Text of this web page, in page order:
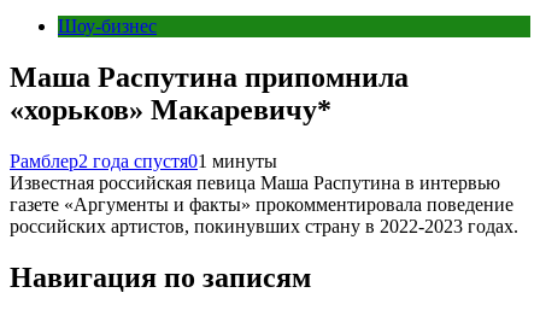
Шоу-бизнес
Маша Распутина припомнила
«хорьков» Макаревичу*
Рамблер2 года спустя01 минуты
Известная российская певица Маша Распутина в интервью
газете «Аргументы и факты» прокомментировала поведение
российских артистов, покинувших страну в 2022-2023 годах.
Навигация по записям